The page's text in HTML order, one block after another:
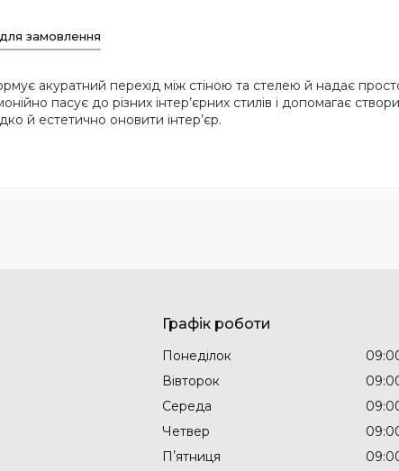
замовлення
акуратний перехід між стіною та стелею й надає
пасує до різних інтер’єрних стилів і допомагає
й естетично оновити інтер’єр.
Графік роботи
Понеділок
Вівторок
Середа
Четвер
Пʼятниця